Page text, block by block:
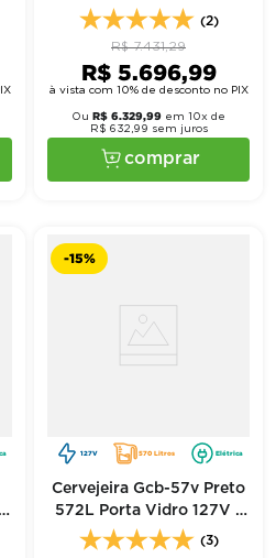
Porta Vidro 220V -
Imbera
(2)
R$ 7.431,29
R$ 5.696,99
à vista com 10% de desconto no PIX
Ou R$ 6.329,99 em 10x de
R$ 632 99 sem juros
comprar
-15%
127V 570 Litros Elétrica
Cervejeira Gcb-57v Preto
572L Porta Vidro 127V -
Gelopar
(3)